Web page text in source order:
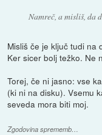
Namreč, a misliš, da
Misliš če je ključ tudi na
Ker sicer bolj težko. Ne
Torej, če ni jasno: vse
(ki ni na disku). Vsemu
seveda mora biti moj.
Zgodovina sprememb…